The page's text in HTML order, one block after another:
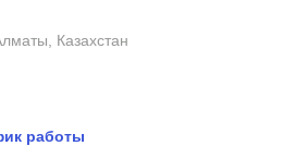
Казахстан
работы